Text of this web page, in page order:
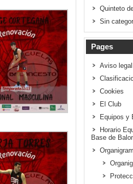
Quinteto
Sin
Pages
Aviso legal
Cookies
El Club
Equipos y
Horario
Base de